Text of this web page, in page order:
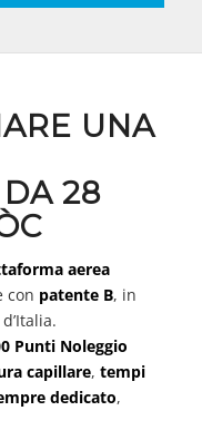
UNA
28
aerea
con patente B, in
Punti Noleggio
capillare, tempi
dedicato,